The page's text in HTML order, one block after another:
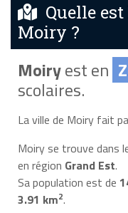
Quelle
Moiry ?
Moiryest en
scolaires.
La ville de Moiry fait
Moiry se trouve dans
en région Grand Est.
Sa population est de
3.91 km2.